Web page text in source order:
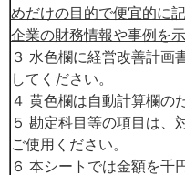
めだけの目的で便宜的に
企業の財務情報や事例を
３ 水色欄に経営改善計画
してください。
４ 黄色欄は自動計算欄の
５ 勘定科目等の項目は、
ご使用ください。
６ 本シートでは金額を千